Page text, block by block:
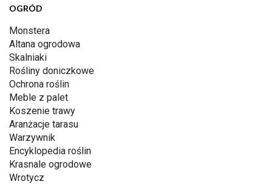
OGRÓD
Monstera
Altana ogrodowa
Skalniaki
Rośliny doniczkowe
Ochrona roślin
Meble z palet
Koszenie trawy
Aranżacje tarasu
Warzywnik
Encyklopedia roślin
Krasnale ogrodowe
Wrotycz